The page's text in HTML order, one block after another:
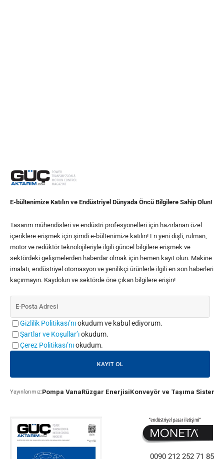
E-bültenimize Katılın ve Endüstriyel Dünyada Öncü Bilgilere Sahip Olun!
Tasarım mühendisleri ve endüstri profesyonelleri için hazırlanan özel
içeriklere erişmek için şimdi e-bültenimize katılın! En yeni dişli, rulman,
motor ve redüktör teknolojileriyle ilgili güncel bilgilere erişmek ve
sektördeki gelişmelerden haberdar olmak için hemen kayıt olun. Makine
imalatı, endüstriyel otomasyon ve yenilikçi ürünlerle ilgili en son haberleri
kaçırmayın. Kaydolun ve sektörde öne çıkan bilgilere erişin!
Gizlilik Politikası’nıokudum ve kabul ediyorum.
Şartlar ve Koşullar’ıokudum.
Çerez Politikası’nıokudum.
Yayınlarımız:Pompa VanaRüzgar EnerjisiKonveyör ve Taşıma
0090 212 252 71 85